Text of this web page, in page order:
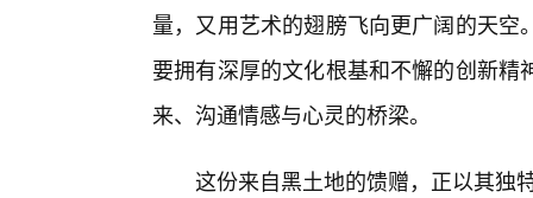
量，又用艺术的翅膀飞向更广阔的天
要拥有深厚的文化根基和不懈的创新
来、沟通情感与心灵的桥梁。
这份来自黑土地的馈赠，正以其独